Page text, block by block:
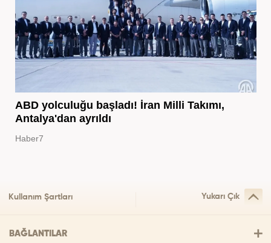
ABD yolculuğu başladı! İran Milli Takımı,
Antalya'dan ayrıldı
Haber7
Kullanım Şartları Yukarı Çık
BAĞLANTILAR